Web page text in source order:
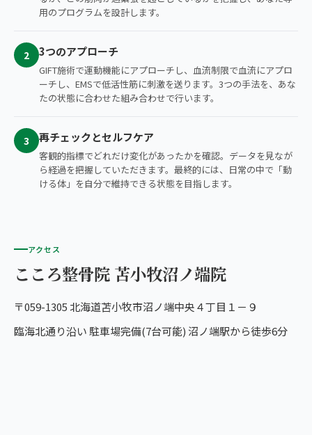
用のプログラムを設計します。
2 3つのアプローチ
GIFT施術で運動機能にアプローチし、血流制限で血流にアプロ
ーチし、EMSで低活性筋に刺激を送ります。3つの手法を、あな
たの状態に合わせた組み合わせで行います。
3 再チェックとセルフケア
客観的指標でどれだけ変化があったかを確認。データを見なが
ら経過を把握していただきます。最終的には、日常の中で「動
ける体」を自分で維持できる状態を目指します。
アクセス
こころ整骨院 苫小牧沼ノ端院
〒059-1305 北海道苫小牧市沼ノ端中央４丁目１－９
臨海北通り沿い 駐車場完備(7台可能) 沼ノ端駅から徒歩6分